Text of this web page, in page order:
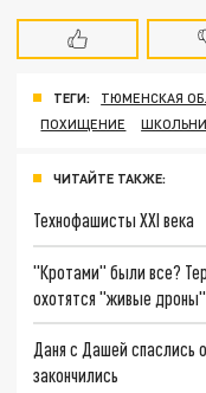
ТЕГИ: ТЮМЕНСКАЯ
ПОХИЩЕНИЕ
ЧИТАЙТЕ ТАКЖЕ:
Технофашисты XXI века
"Кротами" были все?
охотятся "живые дроны"
Даня с Дашей спаслись
закончились